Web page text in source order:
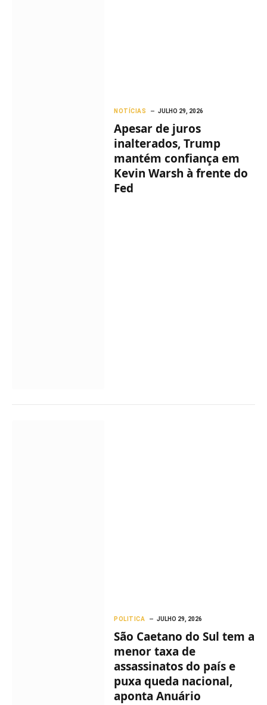
NOTÍCIAS JULHO 29, 2026
Apesar de juros
inalterados, Trump
mantém confiança em
Kevin Warsh à frente do
Fed
POLITICA JULHO 29, 2026
São Caetano do Sul tem a
menor taxa de
assassinatos do país e
puxa queda nacional,
aponta Anuário